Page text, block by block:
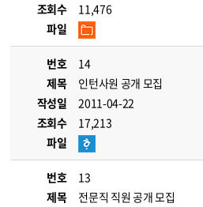
조회수
11,476
파일
번호
14
제목
인턴사원 공개 모집
작성일
2011-04-22
조회수
17,213
파일
번호
13
제목
전문직 직원 공개 모집